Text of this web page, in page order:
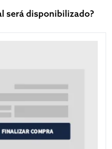
será disponibilizado?